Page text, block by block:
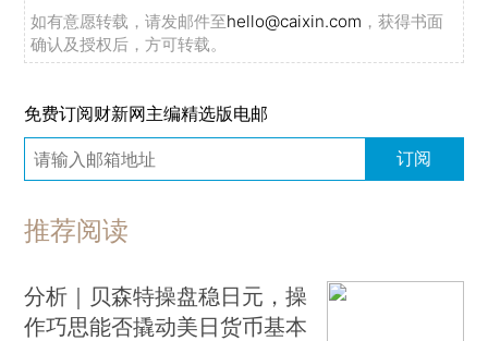
如有意愿转载，请发邮件至hello@caixin.com ，获得书面
确认及授权后，方可转载。
免费订阅财新网主编精选版电邮
订阅
推荐阅读
分析｜贝森特操盘稳日元，操
作巧思能否撬动美日货币基本